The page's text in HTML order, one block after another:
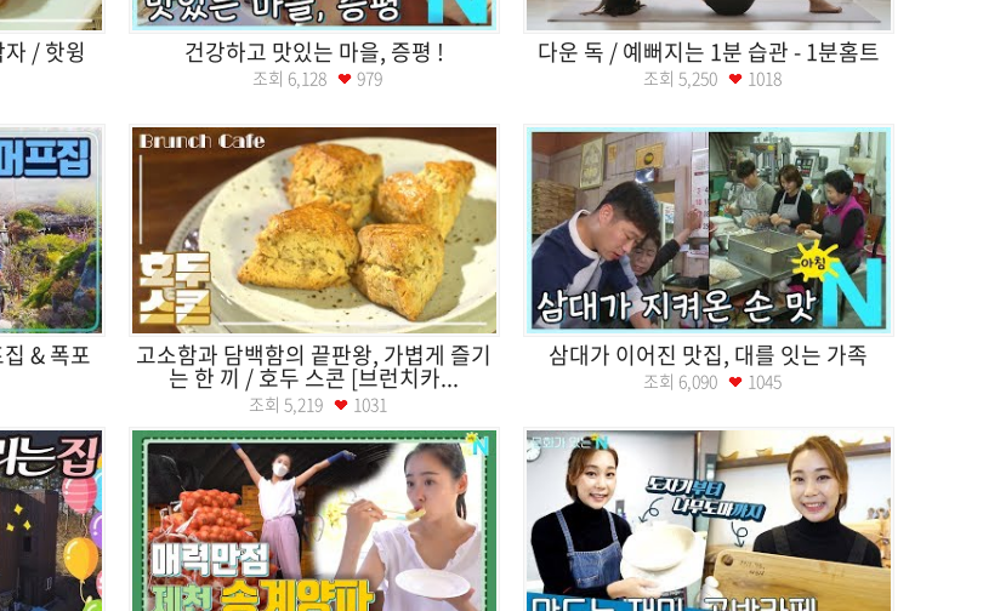
/ 핫윙 건강하고 맛있는 마을, 증평 !
조회 6,128 979
다운 독 / 예뻐지는 1분 습관 - 1분홈트
조회 5,250 1018
& 폭포 고소함과 담백함의 끝판왕, 가볍게 즐기
는 한 끼 / 호두 스콘 [브런치카...
조회 5,219 1031
삼대가 이어진 맛집, 대를 잇는 가족
조회 6,090 1045